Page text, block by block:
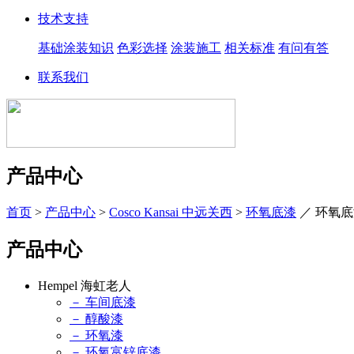
技术支持
基础涂装知识 色彩选择 涂装施工 相关标准 有问有答
联系我们
产品中心
首页 > 产品中心 > Cosco Kansai 中远关西 > 环氧底漆 ／ 环氧
产品中心
Hempel 海虹老人
－ 车间底漆
－ 醇酸漆
－ 环氧漆